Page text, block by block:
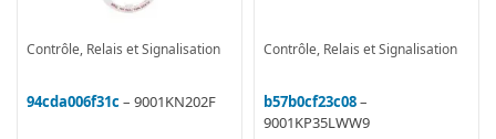
Contrôle, Relais et Signalisation
94cda006f31c– 9001KN202F
Contrôle, Relais et Signalisation
b57b0cf23c08–
9001KP35LWW9